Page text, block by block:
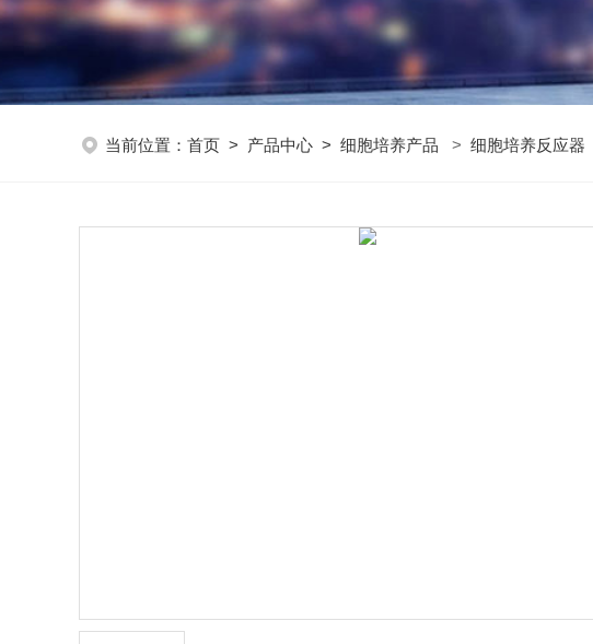
当前位置： 首页 > 产品中心 > 细胞培养产品 > 细胞培养反应器